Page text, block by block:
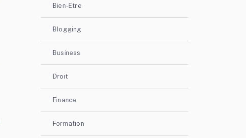
Bien-Etre
Blogging
Business
Droit
Finance
Formation